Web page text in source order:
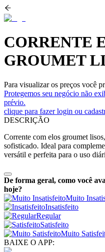
CORRENTE
GROUMET
Para visualizar os preços você
Protegemos seu negócio não
prévio.
clique para fazer login ou
DESCRIÇÃO
Corrente com elos groumet
sofisticado. Ideal para
versátil e perfeita para o uso
De forma geral, como você
hoje?
Muito
Insatisfeito
Regular
Satisfeito
Muito
BAIXE O APP: